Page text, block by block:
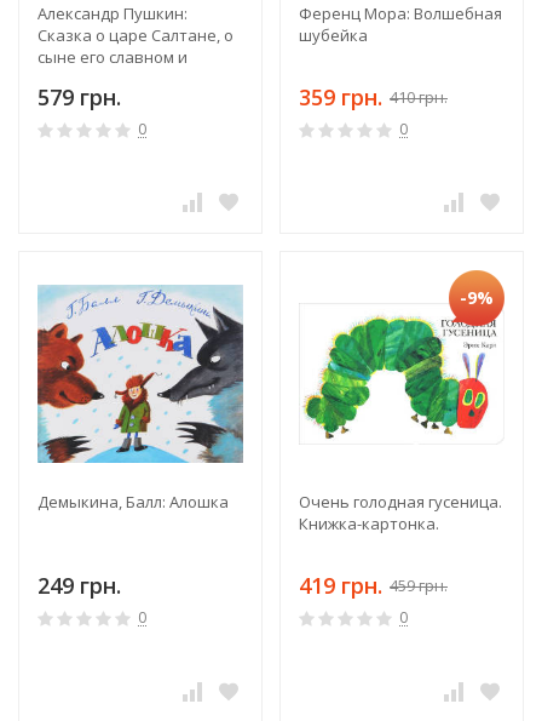
Александр Пушкин:
Сказка о царе Салтане, о
сыне его славном и
Гвидоне
579 грн.
0
Ференц Мора: Волшебная
шубейка
359 грн. 410 грн.
0
Демыкина, Балл: Алошка
249 грн.
0
-9%
Очень голодная гусеница.
Книжка-картонка.
419 грн. 459 грн.
0